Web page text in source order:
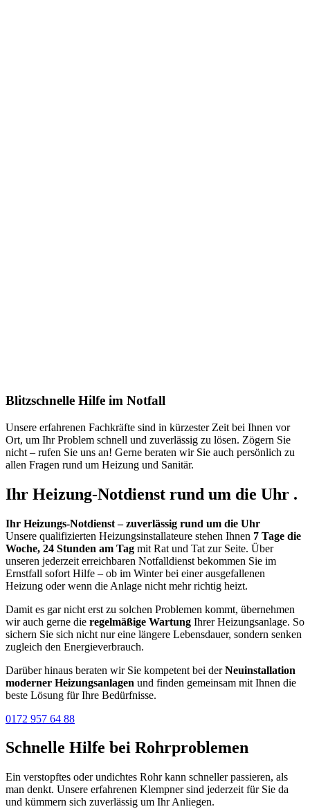
Blitzschnelle Hilfe im Notfall
Unsere erfahrenen Fachkräfte sind in kürzester Zeit bei Ihnen vor
Ort, um Ihr Problem schnell und zuverlässig zu lösen. Zögern Sie
nicht – rufen Sie uns an! Gerne beraten wir Sie auch persönlich zu
allen Fragen rund um Heizung und Sanitär.
Ihr Heizung-Notdienst rund um die Uhr .
Ihr Heizungs-Notdienst – zuverlässig rund um die Uhr
Unsere qualifizierten Heizungsinstallateure stehen Ihnen 7 Tage die
Woche, 24 Stunden am Tag mit Rat und Tat zur Seite. Über
unseren jederzeit erreichbaren Notfalldienst bekommen Sie im
Ernstfall sofort Hilfe – ob im Winter bei einer ausgefallenen
Heizung oder wenn die Anlage nicht mehr richtig heizt.
Damit es gar nicht erst zu solchen Problemen kommt, übernehmen
wir auch gerne die regelmäßige Wartung Ihrer Heizungsanlage. So
sichern Sie sich nicht nur eine längere Lebensdauer, sondern senken
zugleich den Energieverbrauch.
Darüber hinaus beraten wir Sie kompetent bei derNeuinstallation
moderner Heizungsanlagen und finden gemeinsam mit Ihnen die
beste Lösung für Ihre Bedürfnisse.
0172 957 64 88
Schnelle Hilfe bei Rohrproblemen
Ein verstopftes oder undichtes Rohr kann schneller passieren, als
man denkt. Unsere erfahrenen Klempner sind jederzeit für Sie da
und kümmern sich zuverlässig um Ihr Anliegen.